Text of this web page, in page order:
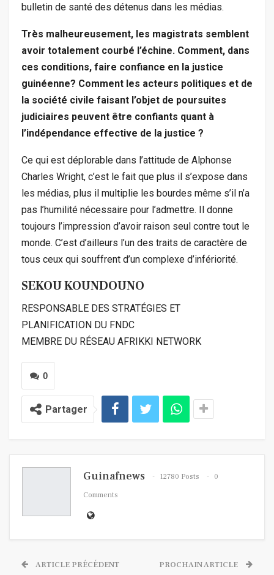
bulletin de santé des détenus dans les médias.
Très malheureusement, les magistrats semblent
avoir totalement courbé l’échine. Comment, dans
ces conditions, faire confiance en la justice
guinéenne? Comment les acteurs politiques et de
la société civile faisant l’objet de poursuites
judiciaires peuvent être confiants quant à
l’indépendance effective de la justice ?
Ce qui est déplorable dans l’attitude de Alphonse
Charles Wright, c’est le fait que plus il s’expose dans
les médias, plus il multiplie les bourdes même s’il n’a
pas l’humilité nécessaire pour l’admettre. Il donne
toujours l’impression d’avoir raison seul contre tout le
monde. C’est d’ailleurs l’un des traits de caractère de
tous ceux qui souffrent d’un complexe d’infériorité.
SEKOU KOUNDOUNO
RESPONSABLE DES STRATÉGIES ET
PLANIFICATION DU FNDC
MEMBRE DU RÉSEAU AFRIKKI NETWORK
0
Partager
Guinafnews 12780 Posts
0
Comments
ARTICLE PRÉCÉDENT PROCHAIN ARTICLE